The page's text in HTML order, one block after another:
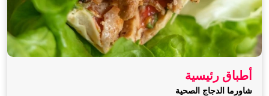
أطباق رئيسية
شاورما الدجاج الصحية